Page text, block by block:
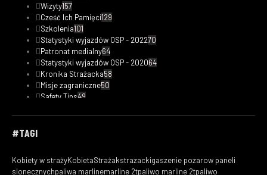
Wizyty157
Cześć Ich Pamięci129
Szkolenia101
Statystyki wyjazdów OSP - 202270
Patronat medialny64
Statystyki wyjazdów OSP - 202064
Kronika Strażacka58
Misje zagraniczne50
Safety Tips49
Fotorelacje33
Statystyki wyjazdów OSP - 201918
#TAGI
Kobiety w strażyKobietaStrażakstrazackigaszenie pozarow paneli
slonecznychpaliwa marlinemarline 2tpaliwo marline 2tpaliwo